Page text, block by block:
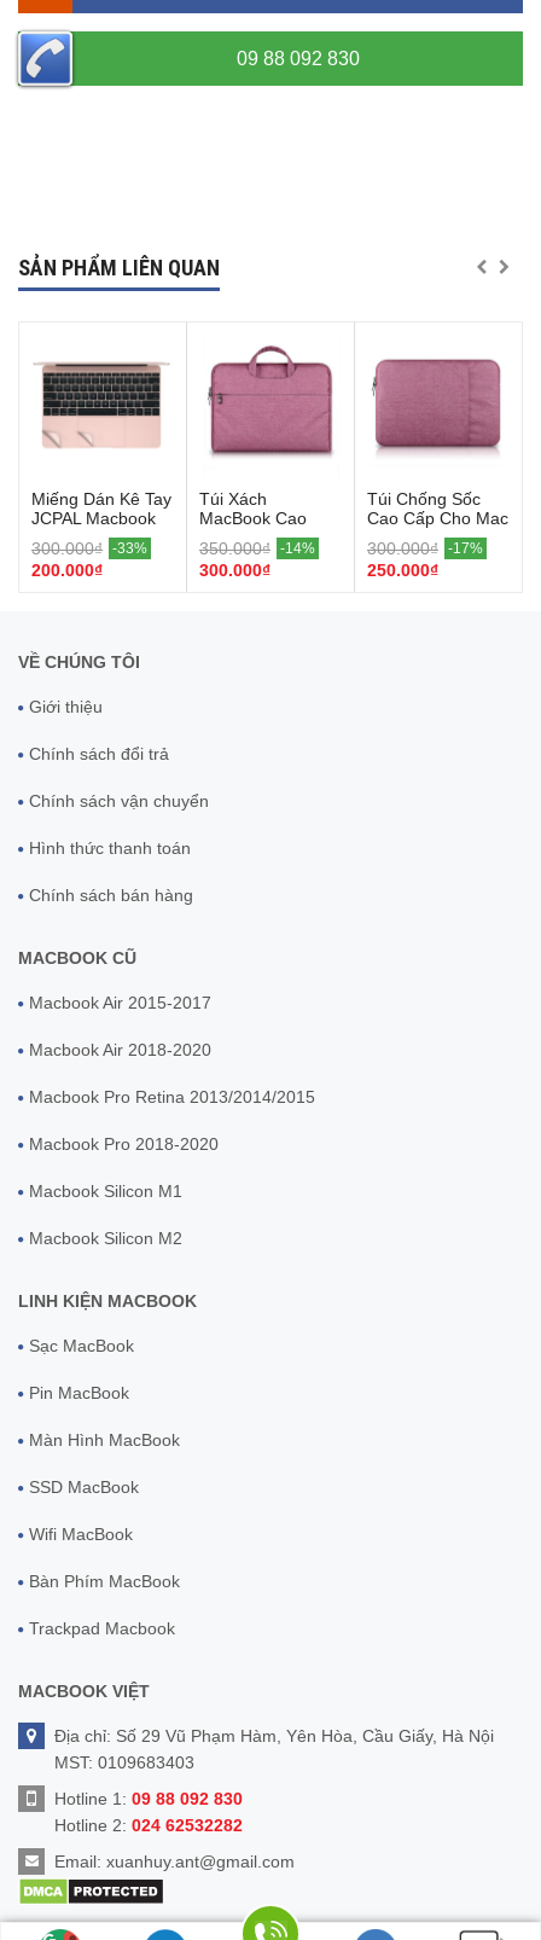
09 88 092 830
SẢN PHẨM LIÊN QUAN
Miếng Dán Kê Tay
JCPAL Macbook
12 ( Rose Gold)
300.000₫ -33%
200.000₫
Túi Xách
MacBook Cao
Cấp (Hồng)
350.000₫ -14%
300.000₫
Túi Chống Sốc
Cao Cấp Cho Mac
300.000₫ -17%
250.000₫
VỀ CHÚNG TÔI
Giới thiệu
Chính sách đổi trả
Chính sách vận chuyển
Hình thức thanh toán
Chính sách bán hàng
MACBOOK CŨ
Macbook Air 2015-2017
Macbook Air 2018-2020
Macbook Pro Retina 2013/2014/2015
Macbook Pro 2018-2020
Macbook Silicon M1
Macbook Silicon M2
LINH KIỆN MACBOOK
Sạc MacBook
Pin MacBook
Màn Hình MacBook
SSD MacBook
Wifi MacBook
Bàn Phím MacBook
Trackpad Macbook
MACBOOK VIỆT
Địa chỉ: Số 29 Vũ Phạm Hàm, Yên Hòa, Cầu Giấy, Hà Nội
MST: 0109683403
Hotline 1: 09 88 092 830
Hotline 2: 024 62532282
Email: xuanhuy.ant@gmail.com
© Bản quyền thuộc về MacbookViet